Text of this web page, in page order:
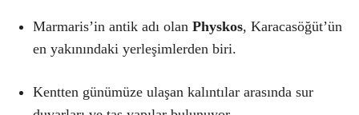
Marmaris’in antik adı olan Physkos, Karacasöğüt’ün
en yakınındaki yerleşimlerden biri.
Kentten günümüze ulaşan kalıntılar arasında sur